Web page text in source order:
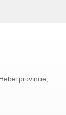
provincie,